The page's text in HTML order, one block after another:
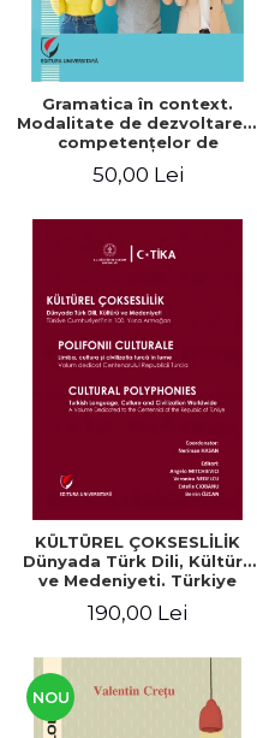
Gramatica în context.
Modalitate de dezvoltare a
competenţelor de
limbii franceze
50,00 Lei
KÜLTÜREL ÇOKSESLİLİK
Dünyada Türk Dili, Kültürü
ve Medeniyeti. Türkiye
Armağan/ POLIFONII
și civilizația turcă în lume.
Centenarului
190,00 Lei
NOU